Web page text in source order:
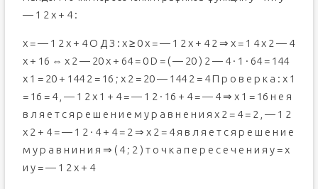
— 1 2 x + 4 :
x = — 1 2 x + 4 О Д З : x ≥ 0 x = — 1 2 x + 4 2 ⇒ x = 1 4 x 2 — 4
x + 16 ⇔ x 2 — 20 x + 64 = 0 D = ( — 20 ) 2 — 4 · 1 · 64 = 144
x 1 = 20 + 144 2 = 16 ; x 2 = 20 — 144 2 = 4 П р о в е р к а : x 1
= 16 = 4 , — 1 2 x 1 + 4 = — 1 2 · 16 + 4 = — 4 ⇒ x 1 = 16 н е я
в л я е т с я р е ш е н и е м у р а в н е н и я x 2 = 4 = 2 , — 1 2
x 2 + 4 = — 1 2 · 4 + 4 = 2 ⇒ x 2 = 4 я в л я е т с я р е ш е н и е
м у р а в н и н и я ⇒ ( 4 ; 2 ) т о ч к а п е р е с е ч е н и я y = x
и y = — 1 2 x + 4